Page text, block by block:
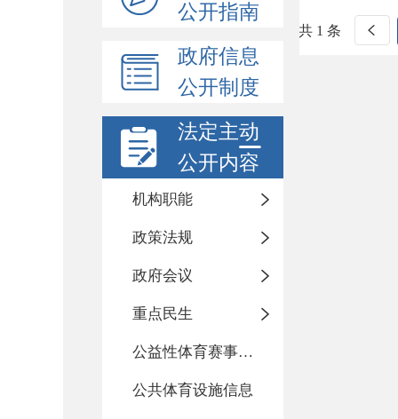
公开指南
政府信息
公开制度
法定主动
公开内容
机构职能
政策法规
政府会议
重点民生
公益性体育赛事活动
公共体育设施信息
共 1 条